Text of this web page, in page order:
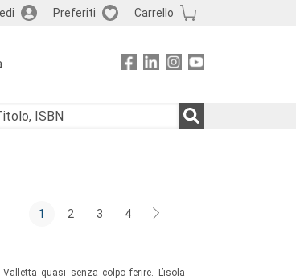
Preferiti Carrello
1 2 3 4
quasi senza colpo ferire. L’isola